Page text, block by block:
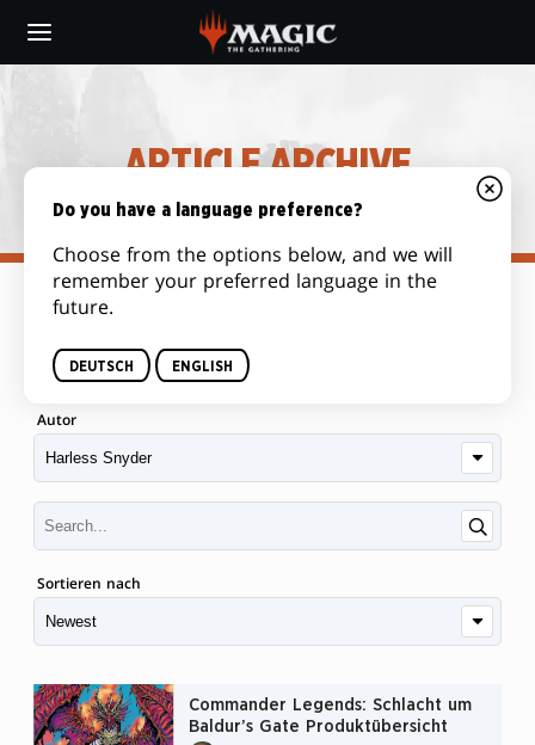
main
ARTICLE ARCHIVE
Autor
Sortieren nach
Commander Legends: Schlacht um
Baldur’s Gate Produktübersicht
Do you have a language preference?
Choose from the options below, and we will
remember your preferred language in the
future.
DEUTSCH ENGLISH